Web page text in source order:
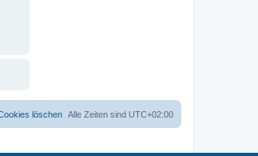
Alle Zeiten sind UTC+02:00
löschen